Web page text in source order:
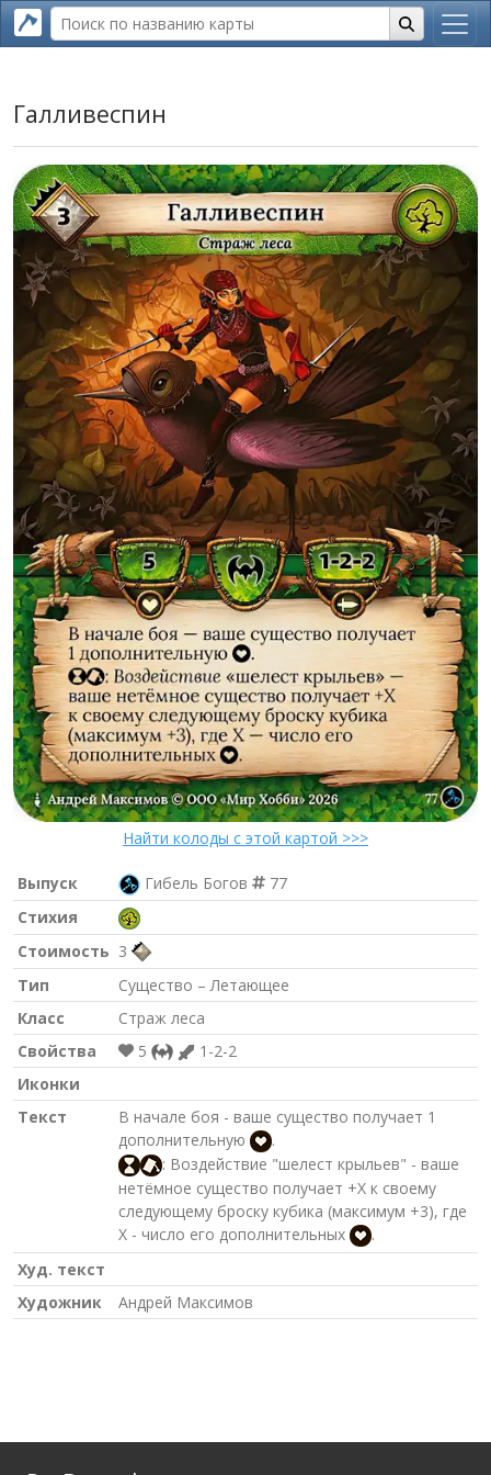
Галливеспин
Найти колоды с этой картой >>>
Выпуск Гибель Богов
77
Стихия
Стоимость 3
Тип
Существо – Летающее
Класс
Страж леса
Свойства
5
1-2-2
Иконки
Текст
В начале боя - ваше существо получает 1
дополнительную
.
: Воздействие "шелест крыльев" - ваше
нетёмное существо получает +X к своему
следующему броску кубика (максимум +3), где
X - число его дополнительных
.
Худ. текст
Художник
Андрей Максимов